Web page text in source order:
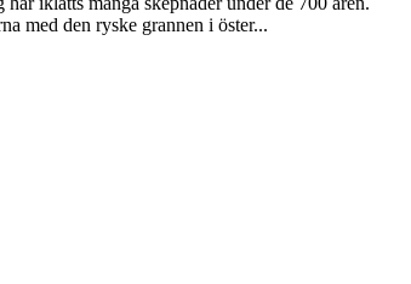
med den ryske grannen i öster...